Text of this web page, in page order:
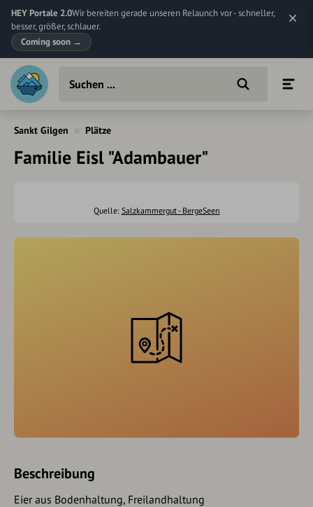
HEY Portale 2.0Wir bereiten gerade unseren Relaunch vor - schneller,
besser, größer, schlauer.
Coming soon →
Sankt Gilgen Plätze
Familie Eisl "Adambauer"
Quelle: Salzkammergut - BergeSeen
Beschreibung
Eier aus Bodenhaltung, Freilandhaltung